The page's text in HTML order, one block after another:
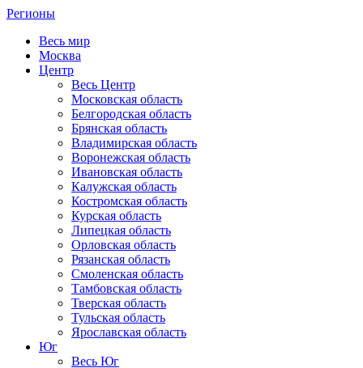
Регионы
Весь мир
Москва
Центр
Весь Центр
Московская область
Белгородская область
Брянская область
Владимирская область
Воронежская область
Ивановская область
Калужская область
Костромская область
Курская область
Липецкая область
Орловская область
Рязанская область
Смоленская область
Тамбовская область
Тверская область
Тульская область
Ярославская область
Юг
Весь Юг